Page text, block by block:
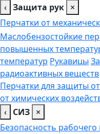
‹ Защита рук ×
Перчатки от
Маслобензостойкие
повышенных
температур Рукавицы
радиоактивных веществ
Перчатки для защиты
от химических
‹ СИЗ ×
Безопасность рабочего